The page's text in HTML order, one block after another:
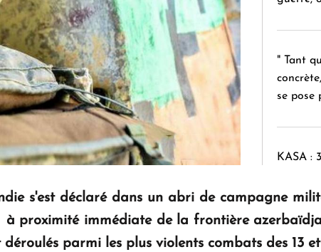
" Tant
se pose
KASA :
Le
s'est déclaré dans un abri de campagne
proximité immédiate de la frontière
parmi les plus violents combats des 13